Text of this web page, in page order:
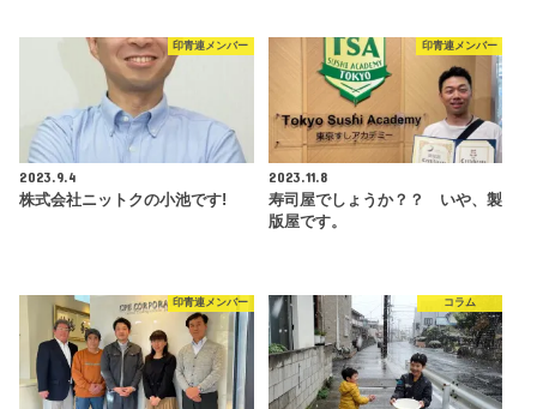
印青連メンバー
2023.9.4
株式会社ニットクの小池です!
印青連メンバー
2023.11.8
寿司屋でしょうか？？ いや、製
版屋です。
印青連メンバー コラム